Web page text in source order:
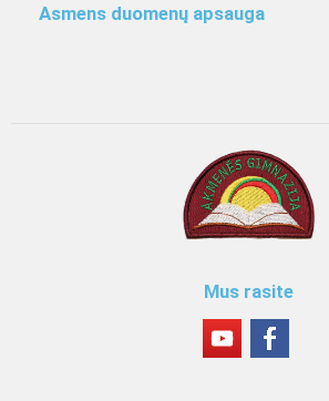
Asmens duomenų apsauga
Mus rasite